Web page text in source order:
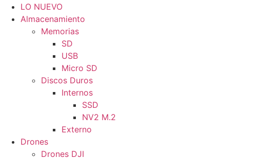
LO NUEVO
Almacenamiento
Memorias
SD
USB
Micro SD
Discos Duros
Internos
SSD
NV2 M.2
Externo
Drones
Drones DJI